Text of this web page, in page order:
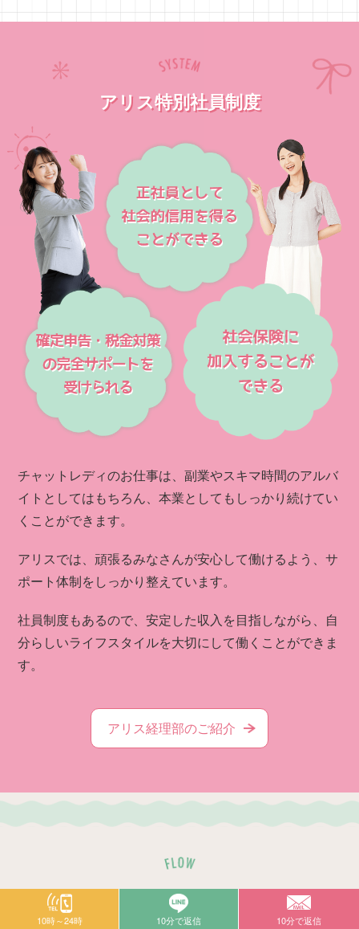
アリス特別社員制度
チャットレディのお仕事は、副業やスキマ時間のアルバ
イトとしてはもちろん、本業としてもしっかり続けてい
くことができます。
アリスでは、頑張るみなさんが安心して働けるよう、サ
ポート体制をしっかり整えています。
社員制度もあるので、安定した収入を目指しながら、自
分らしいライフスタイルを大切にして働くことができま
す。
アリス経理部のご紹介
応募の電話から
10時～24時 10分で返信 10分で返信